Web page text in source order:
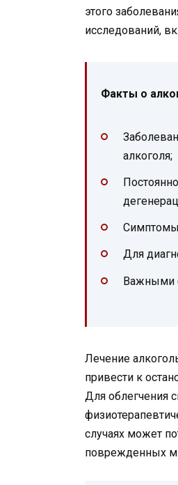
этого
исследований,
Факты о
алкоголя;
Симптомы
Для
Важными
Лечение
привести к
Для облегчения
случаях может
поврежденных